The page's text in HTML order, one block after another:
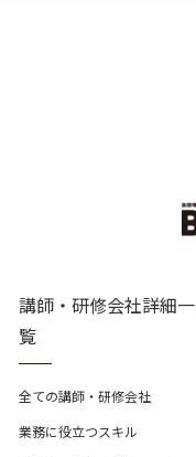
講師・研修会社詳細一
覧
全ての講師・研修会社
業務に役立つスキル